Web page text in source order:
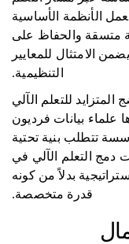
الأنظمة الأساسية
متسقة والحفاظ على
الامتثال للمعايير
التنظيمية.
للتعلم الآلي
علماء بيانات فرديون
تتطلب بنية تحتية
دمج التعلم الآلي في
بدلاً من كونه
قدرة متخصصة.